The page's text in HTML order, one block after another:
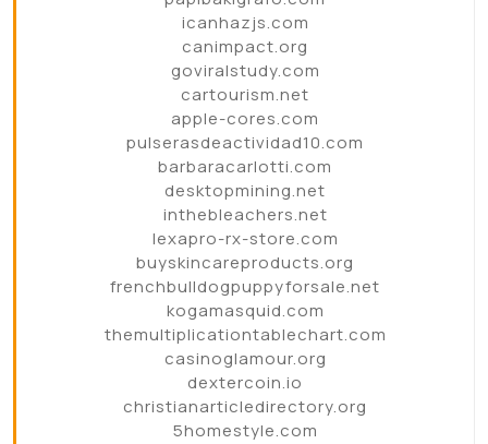
icanhazjs.com
canimpact.org
goviralstudy.com
cartourism.net
apple-cores.com
pulserasdeactividad10.com
barbaracarlotti.com
desktopmining.net
inthebleachers.net
lexapro-rx-store.com
buyskincareproducts.org
frenchbulldogpuppyforsale.net
kogamasquid.com
themultiplicationtablechart.com
casinoglamour.org
dextercoin.io
christianarticledirectory.org
5homestyle.com